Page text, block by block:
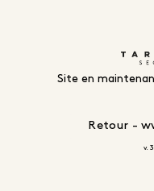
Site en
Retour -
v.